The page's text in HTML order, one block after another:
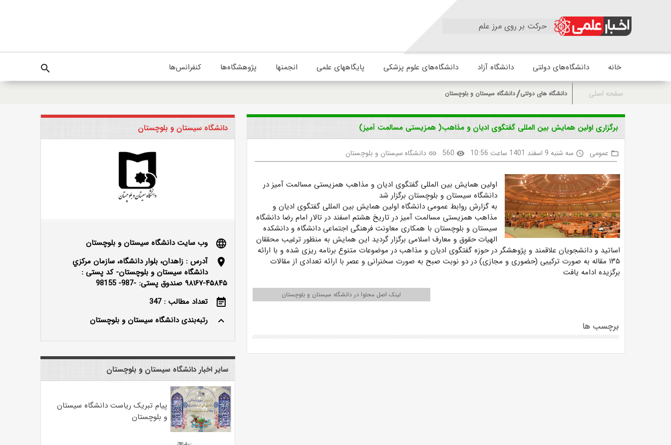
حرکت بر روی مرز علم
خانه دانشگاه‌های دولتی دانشگاه آزاد دانشگاه‌های علوم پزشکی پایگاههای علمی انجمنها پژوهشگاه‌ها کنفرانس‌ها search
صفحه اصلی دانشگاه های دولتی دانشگاه سیستان و بلوچستان
برگزاری اولین همایش بین المللی گفتگوی ادیان و مذاهب( همزیستی مسالمت آمیز)
folder_open عمومی access_time سه شنبه 9 اسفند 1401 ساعت 10:56 visibility
560
link دانشگاه سیستان و بلوچستان
اولین همایش بین المللی گفتگوی ادیان و مذاهب همزیستی مسالمت آمیز در
دانشگاه سیستان و بلوچستان برگزار شد
به گزارش روابط عمومی دانشگاه اولین همایش بین المللی گفتگوی ادیان و
مذاهب همزیستی مسالمت آمیز در تاریخ هشتم اسفند در تالار امام رضا دانشگاه
سیستان و بلوچستان با همکاری معاونت فرهنگی اجتماعی دانشگاه و دانشکده
الهیات حقوق و معارف اسلامی برگزار گردید این همایش به منظور ترغیب محققان
اساتید و دانشجویان علاقمند و پژوهشگر در حوزه گفتگوی ادیان و مذاهب در موضوعات متنوع برنامه ریزی شده و با ارائه
۱۳۵ مقاله به صورت ترکیبی (حضوری و مجازی) در دو نوبت صبح به صورت سخنرانی و عصر با ارائه تعدادی از مقالات
برگزیده ادامه یافت
لینک اصل محتوا در دانشگاه سیستان و بلوچستان
برچسب ها
دانشگاه سیستان و بلوچستان
language
وب سایت دانشگاه سیستان و بلوچستان
location_on
آدرس : زاهدان، بلوار دانشگاه، سازمان مرکزي
دانشگاه سيستان و بلوچستان- کد پستی :
۴۵۸۴۵-۹۸۱۶۷ صندوق پستی: -987- 98155
event_note
تعداد مطالب : 347
keyboard_arrow_up
رتبه‌بندی دانشگاه سیستان و بلوچستان
سایر اخبار دانشگاه سیستان و بلوچستان
پیام تبریک ریاست دانشگاه سیستان
و بلوچستان